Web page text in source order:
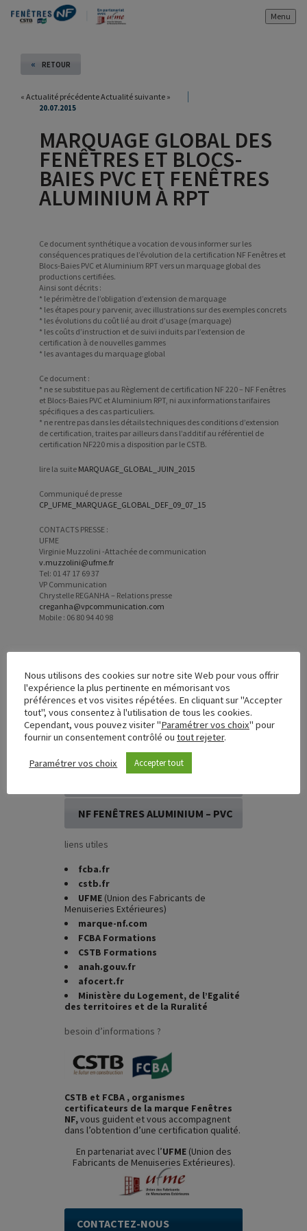
Menu
« RETOUR
« Actualité précédenteActualité suivante »
20.07.2015
MARQUAGE GLOBAL DES
FENÊTRES ET BLOCS-
BAIES PVC ET FENÊTRES
ALUMINIUM À RPT
Ce document synthétique a vocation de vous informer sur les
conséquences pratiques de l’évolution de la certification NF Fenêtres et
Blocs-Baies PVC et Aluminium RPT vers un marquage global des
productions certifiées.
Ainsi sont décrits :
* le périmètre de l’obligation d’extension de marquage
* les étapes pour y parvenir, avec illustrations sur des exemples concrets
* les évolutions du coût lié au droit d’usage (marquage)
* les coûts d’instruction et de suivi induits par l’extension de
certification à de nouvelles gammes
* les avantages du marquage global
Ce document :
* ne se substitue pas au Règlement de certification NF 220 – NF Fenêtres
et Blocs-Baies PVC et Aluminium RPT, ni aux informations tarifaires
spécifiques a des cas particuliers.
* ne rentre pas dans les détails techniques des conditions d’extension
de certification, traites par ailleurs dans l’additif au référentiel de
certification NF220 mis a disposition par le CSTB.
lire la suite MARQUAGE_GLOBAL_JUIN_2015
Communiqué de presse
CP_UFME_MARQUAGE_GLOBAL_DEF_09_07_15
CONTACTS PRESSE :
UFME
Virginie Muzzolini -Attachée de communication
v.muzzolini@ufme.fr
Tel: 01 47 17 69 37
VP Communication
Chrystelle REGANHA – Relations presse
creganha@vpcommunication.com
Mobile : 06 80 94 40 98
demande directe
Vous souhaitez devenir titulaire NF ?
Accédez directement à la marque qui vous
interesse pour établir votre demande.
NF FENÊTRES ALUMINIUM – PVC
liens utiles
fcba.fr
cstb.fr
UFME (Union des Fabricants de
Menuiseries Extérieures)
marque-nf.com
FCBA Formations
CSTB Formations
anah.gouv.fr
afocert.fr
Ministère du Logement, de l’Egalité
des territoires et de la Ruralité
besoin d’informations ?
CSTB et FCBA , organismes
certificateurs de la marque Fenêtres
NF,vous guident et vous accompagnent
dans l’obtention d’une certification qualité.
En partenariat avec l’UFME (Union des
Fabricants de Menuiseries Extérieures).
CONTACTEZ-NOUS
Nous utilisons des cookies sur notre site Web pour vous offrir
l'expérience la plus pertinente en mémorisant vos
préférences et vos visites répétées. En cliquant sur "Accepter
tout", vous consentez à l'utilisation de tous les cookies.
Cependant, vous pouvez visiter "Paramétrer vos choix" pour
fournir un consentement contrôlé ou tout rejeter.
Paramétrer vos choix Accepter tout